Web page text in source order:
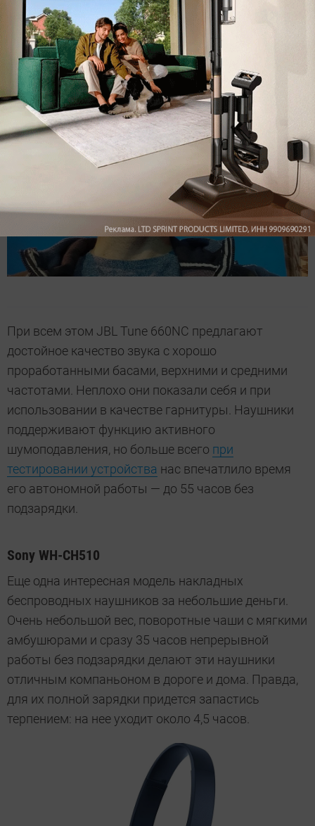
приятной на ощупь экокожей и большим
диапазоном регулировки оголовья. Наушники
очень легкие и надежно держатся на голове, не
вызывая никакого дискомфорта даже при
активном движении.
При всем этом JBL Tune 660NC предлагают
достойное качество звука с хорошо
проработанными басами, верхними и средними
частотами. Неплохо они показали себя и при
использовании в качестве гарнитуры. Наушники
поддерживают функцию активного
шумоподавления, но больше всего при
тестировании устройства нас впечатлило время
его автономной работы — до 55 часов без
подзарядки.
Sony WH-CH510
Еще одна интересная модель накладных
беспроводных наушников за небольшие деньги.
Очень небольшой вес, поворотные чаши с мягкими
амбушюрами и сразу 35 часов непрерывной
работы без подзарядки делают эти наушники
отличным компаньоном в дороге и дома. Правда,
для их полной зарядки придется запастись
терпением: на нее уходит около 4,5 часов.